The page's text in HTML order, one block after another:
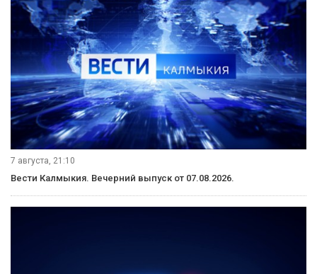
7 августа, 21:10
Вести Калмыкия. Вечерний выпуск от 07.08.2026.